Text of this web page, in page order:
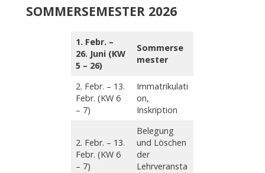
SOMMERSEMESTER2026
1. Febr. –
26. Juni (KW
5 – 26)
Sommerse
mester
2. Febr. – 13.
Febr. (KW 6
– 7)
Immatrikulati
on,
Inskription
2. Febr. – 13.
Febr. (KW 6
– 7)
Belegung
und Löschen
der
Lehrveransta